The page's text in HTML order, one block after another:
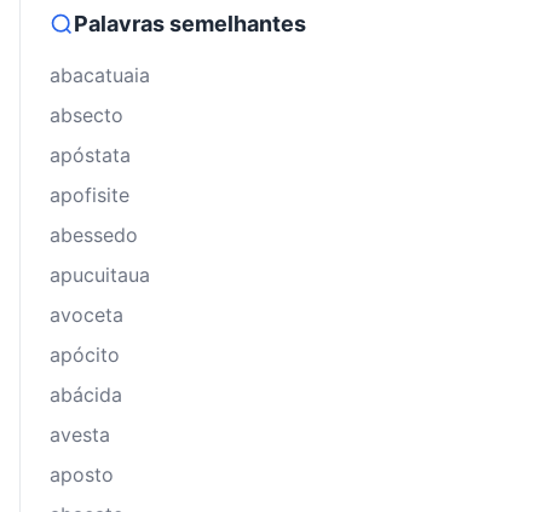
Palavras semelhantes
abacatuaia
absecto
apóstata
apofisite
abessedo
apucuitaua
avoceta
apócito
abácida
avesta
aposto